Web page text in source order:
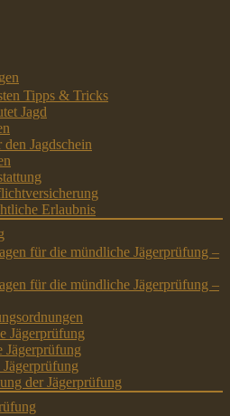
Tipps & Tricks
Jagd
Jagdschein
Erlaubnis
für die mündliche Jägerprüfung –
für die mündliche Jägerprüfung –
Jägerprüfung
Jägerprüfung
der Jägerprüfung